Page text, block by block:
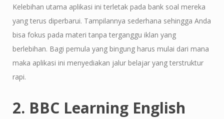
Kelebihan utama aplikasi ini terletak pada bank soal mereka
yang terus diperbarui. Tampilannya sederhana sehingga Anda
bisa fokus pada materi tanpa terganggu iklan yang
berlebihan. Bagi pemula yang bingung harus mulai dari mana
maka aplikasi ini menyediakan jalur belajar yang terstruktur
rapi.
2. BBC Learning English